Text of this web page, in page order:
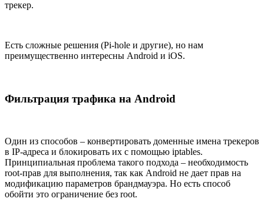
трекер.
Есть сложные решения (Pi-hole и другие), но нам
преимущественно интересны Android и iOS.
Фильтрация трафика на Android
Один из способов – конвертировать доменные имена трекеров
в IP-адреса и блокировать их с помощью iptables.
Принципиальная проблема такого подхода – необходимость
root-прав для выполнения, так как Android не дает прав на
модификацию параметров брандмауэра. Но есть способ
обойти это ограничение без root.